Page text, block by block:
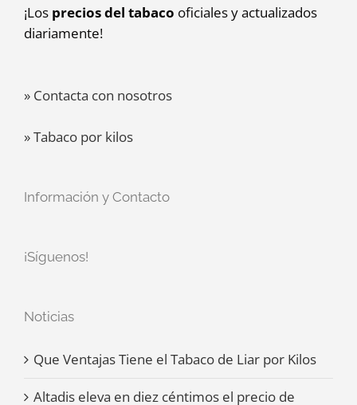
¡Los precios del tabaco oficiales y actualizados
diariamente!
» Contacta con nosotros
» Tabaco por kilos
Información y Contacto
¡Síguenos!
Noticias
Que Ventajas Tiene el Tabaco de Liar por Kilos
Altadis eleva en diez céntimos el precio de